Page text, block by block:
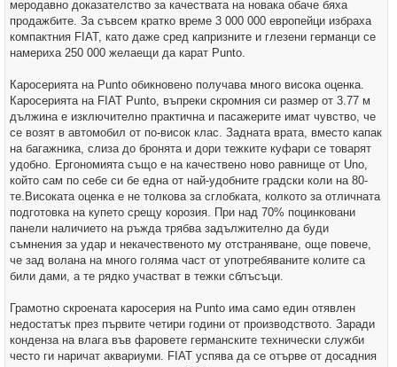
меродавно доказателство за качествата на новака обаче бяха
продажбите. За съвсем кратко време 3 000 000 европейци избраха
компактния FIAT, като даже сред капризните и глезени германци се
намериха 250 000 желаещи да карат Punto.
Каросерията на Punto обикновено получава много висока оценка.
Каросерията на FIAT Punto, въпреки скромния си размер от 3.77 м
дължина е изключително практична и пасажерите имат чувство, че
се возят в автомобил от по-висок клас. Задната врата, вместо капак
на багажника, слиза до бронята и дори тежките куфари се товарят
удобно. Ергономията също е на качествено ново равнище от Uno,
който сам по себе си бе една от най-удобните градски коли на 80-
те.Високата оценка е не толкова за сглобката, колкото за отличната
подготовка на купето срещу корозия. При над 70% поцинковани
панели наличието на ръжда трябва задължително да буди
съмнения за удар и некачественото му отстраняване, още повече,
че зад волана на много голяма част от употребяваните колите са
били дами, а те рядко участват в тежки сблъсъци.
Грамотно скроената каросерия на Punto има само един отявлен
недостатък през първите четири години от производството. Заради
конденза на влага във фаровете германските технически служби
често ги наричат аквариуми. FIAT успява да се отърве от досадния